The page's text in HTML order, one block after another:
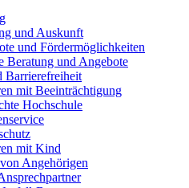
und Auskunft
und Fördermöglichkeiten
Beratung und Angebote
Barrierefreiheit
mit Beeinträchtigung
Hochschule
mit Kind
Angehörigen